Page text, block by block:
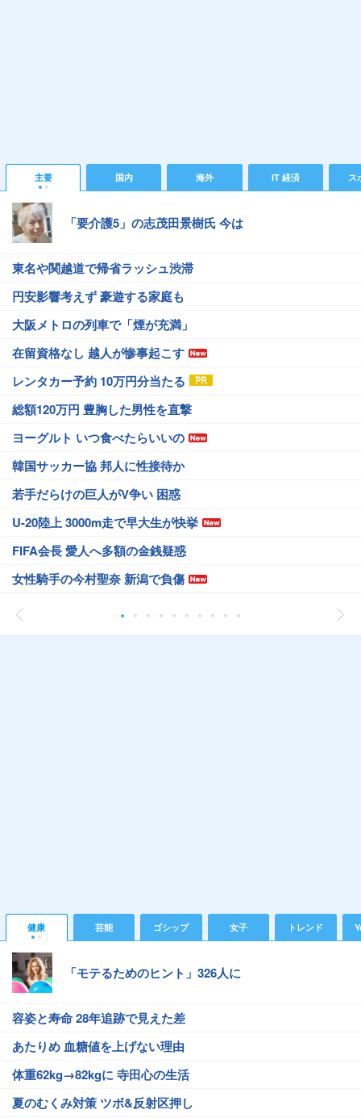
主要 国内 海外 IT 経済 ス
「要介護5」の志茂田景樹氏 今は
東名や関越道で帰省ラッシュ渋滞
円安影響考えず 豪遊する家庭も
大阪メトロの列車で「煙が充満」
在留資格なし 越人が惨事起こす
レンタカー予約 10万円分当たる
総額120万円 豊胸した男性を直撃
ヨーグルト いつ食べたらいいの
韓国サッカー協 邦人に性接待か
若手だらけの巨人がV争い 困惑
U-20陸上 3000m走で早大生が快挙
FIFA会長 愛人へ多額の金銭疑惑
女性騎手の今村聖奈 新潟で負傷
健康 芸能 ゴシップ 女子 トレンド
「モテるためのヒント」326人に
容姿と寿命 28年追跡で見えた差
あたりめ 血糖値を上げない理由
体重62kg→82kgに 寺田心の生活
夏のむくみ対策 ツボ&反射区押し